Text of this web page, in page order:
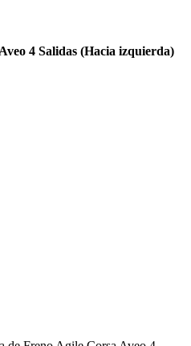
4 Salidas (Hacia izquierda)